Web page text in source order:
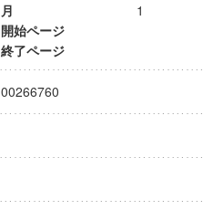
月
1
開始ページ
終了ページ
00266760